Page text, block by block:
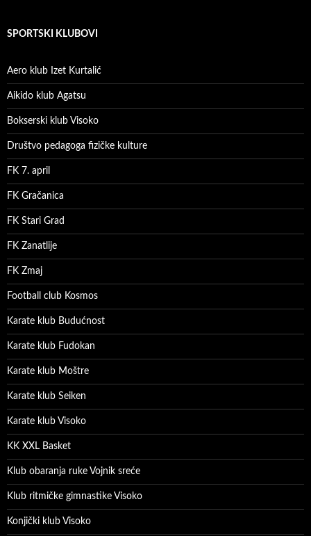
SPORTSKI KLUBOVI
Aero klub Izet Kurtalić
Aikido klub Agatsu
Bokserski klub Visoko
Društvo pedagoga fizičke kulture
FK 7. april
FK Gračanica
FK Stari Grad
FK Zanatlije
FK Zmaj
Football club Kosmos
Karate klub Budućnost
Karate klub Fudokan
Karate klub Moštre
Karate klub Seiken
Karate klub Visoko
KK XXL Basket
Klub obaranja ruke Vojnik sreće
Klub ritmičke gimnastike Visoko
Konjički klub Visoko